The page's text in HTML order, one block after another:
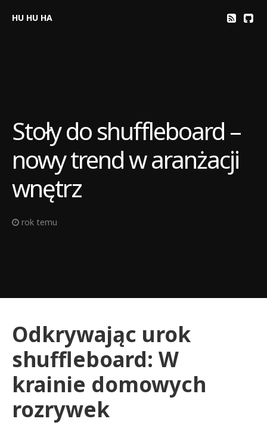
HU HU HA
Stoły do shuffleboard –
nowy trend w aranżacji
wnętrz
rok temu
Odkrywając urok
shuffleboard: W
krainie domowych
rozrywek